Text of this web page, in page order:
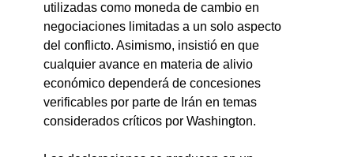
utilizadas como moneda de cambio en
negociaciones limitadas a un solo aspecto
del conflicto. Asimismo, insistió en que
cualquier avance en materia de alivio
económico dependerá de concesiones
verificables por parte de Irán en temas
considerados críticos por Washington.